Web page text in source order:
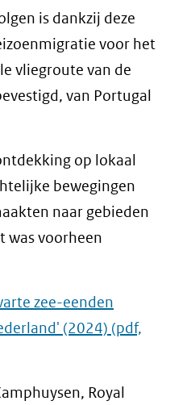
is dankzij deze
voor het
vliegroute van de
van Portugal
op lokaal
bewegingen
naar gebieden
was voorheen
zee-eenden
(2024) (pdf,
Royal